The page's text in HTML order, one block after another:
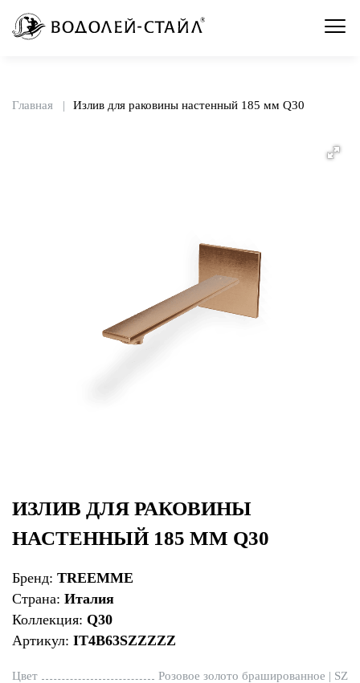
Главная Излив для раковины настенный 185 мм Q30
ИЗЛИВ ДЛЯ РАКОВИНЫ
НАСТЕННЫЙ 185 ММ Q30
Бренд: TREEMME
Страна: Италия
Коллекция: Q30
Артикул: IT4B63SZZZZZ
Цвет Розовое золото брашированное | SZ